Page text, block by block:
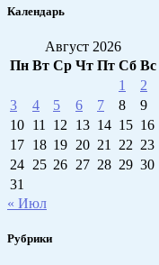
Календарь
Август 2026
Пн Вт Ср Чт Пт Сб Вс
1
2
3
4 5 6 7 8
9
10 11 12 13 14 15 16
17 18 19 20 21 22 23
24 25 26 27 28 29 30
31
« Июл
Рубрики